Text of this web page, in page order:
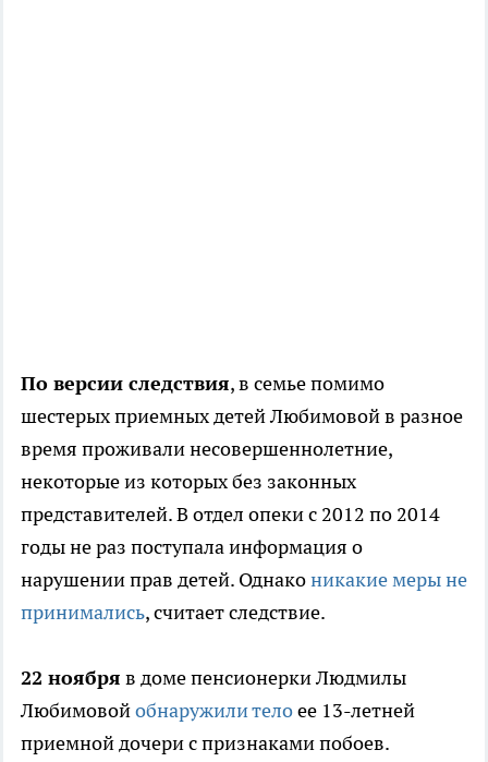
По версии следствия, в семье помимо
шестерых приемных детей Любимовой в разное
время проживали несовершеннолетние,
некоторые из которых без законных
представителей. В отдел опеки с 2012 по 2014
годы не раз поступала информация о
нарушении прав детей. Однаконикакие меры не
принимались, считает следствие.
22 ноября в доме пенсионерки Людмилы
Любимовойобнаружили телоее 13-летней
приемной дочери с признаками побоев.